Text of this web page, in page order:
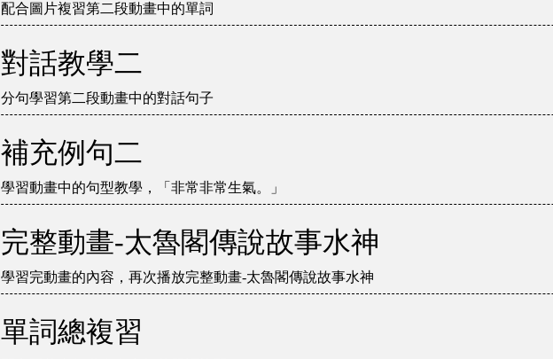
配合圖片複習第二段動畫中的單詞
對話教學二
分句學習第二段動畫中的對話句子
補充例句二
學習動畫中的句型教學，「非常非常生氣。」
完整動畫-太魯閣傳說故事水神
學習完動畫的內容，再次播放完整動畫-太魯閣傳說故事水神
單詞總複習